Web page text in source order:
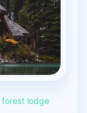
forest lodge